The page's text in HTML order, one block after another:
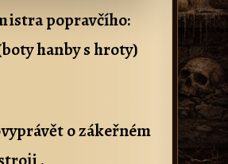
popravčího:
hanby s hroty)
o zákeřném
.